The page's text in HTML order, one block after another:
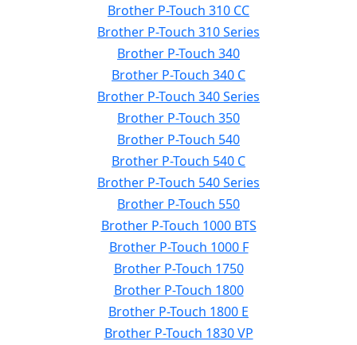
Brother P-Touch 310 CC
Brother P-Touch 310 Series
Brother P-Touch 340
Brother P-Touch 340 C
Brother P-Touch 340 Series
Brother P-Touch 350
Brother P-Touch 540
Brother P-Touch 540 C
Brother P-Touch 540 Series
Brother P-Touch 550
Brother P-Touch 1000 BTS
Brother P-Touch 1000 F
Brother P-Touch 1750
Brother P-Touch 1800
Brother P-Touch 1800 E
Brother P-Touch 1830 VP